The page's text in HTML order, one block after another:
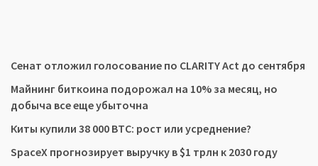
Сенат отложил голосование по CLARITY Act до сентября
Майнинг биткоина подорожал на 10% за месяц, но
добыча все еще убыточна
Киты купили 38 000 BTC: рост или усреднение?
SpaceX прогнозирует выручку в $1 трлн к 2030 году